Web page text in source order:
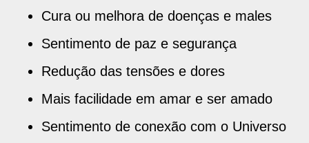
Cura ou melhora de doenças e males
Sentimento de paz e segurança
Redução das tensões e dores
Mais facilidade em amar e ser amado
Sentimento de conexão com o Universo